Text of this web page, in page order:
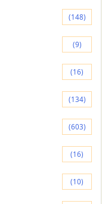
(148)
(9)
(16)
(134)
(603)
(16)
(10)